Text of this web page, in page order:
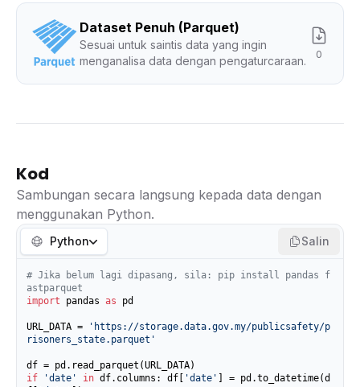
Dataset Penuh (Parquet)
Sesuai untuk saintis data yang ingin
menganalisa data dengan pengaturcaraan.
0
Kod
Sambungan secara langsung kepada data dengan
menggunakan Python.
Python Salin
# Jika belum lagi dipasang, sila: pip install pandas f
astparquet
import pandas as pd
URL_DATA =
'https://storage.data.gov.my/publicsafety/p
risoners_state.parquet'
if
'date' in df.columns: df[ 'date'
] = pd.to_datetime(d